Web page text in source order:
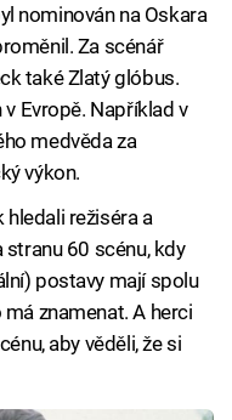
nominován na Oskara
Za scénář
také Zlatý glóbus.
Evropě. Například v
medvěda za
výkon.
režiséra a
60 scénu, kdy
postavy mají spolu
znamenat. A herci
aby věděli, že si